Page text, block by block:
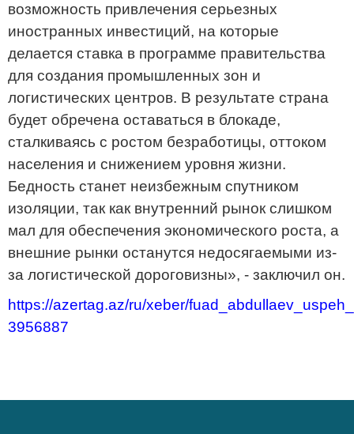
возможность привлечения серьезных
иностранных инвестиций, на которые
делается ставка в программе правительства
для создания промышленных зон и
логистических центров. В результате страна
будет обречена оставаться в блокаде,
сталкиваясь с ростом безработицы, оттоком
населения и снижением уровня жизни.
Бедность станет неизбежным спутником
изоляции, так как внутренний рынок слишком
мал для обеспечения экономического роста, а
внешние рынки останутся недосягаемыми из-
за логистической дороговизны», - заключил он.
https://azertag.az/ru/xeber/
3956887